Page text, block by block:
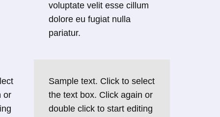
voluptate velit esse cillum
dolore eu fugiat nulla
pariatur.
or
Sample text. Click to select
the text box. Click again or
double click to start editing